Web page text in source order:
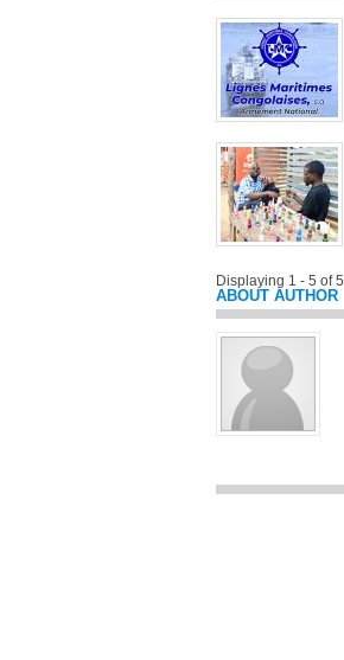
Displaying 1 - 5 of 5
ABOUT AUTHOR